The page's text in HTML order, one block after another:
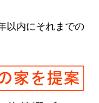
以内にそれまでの